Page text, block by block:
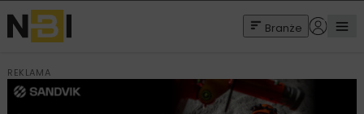
Branże
REKLAMA